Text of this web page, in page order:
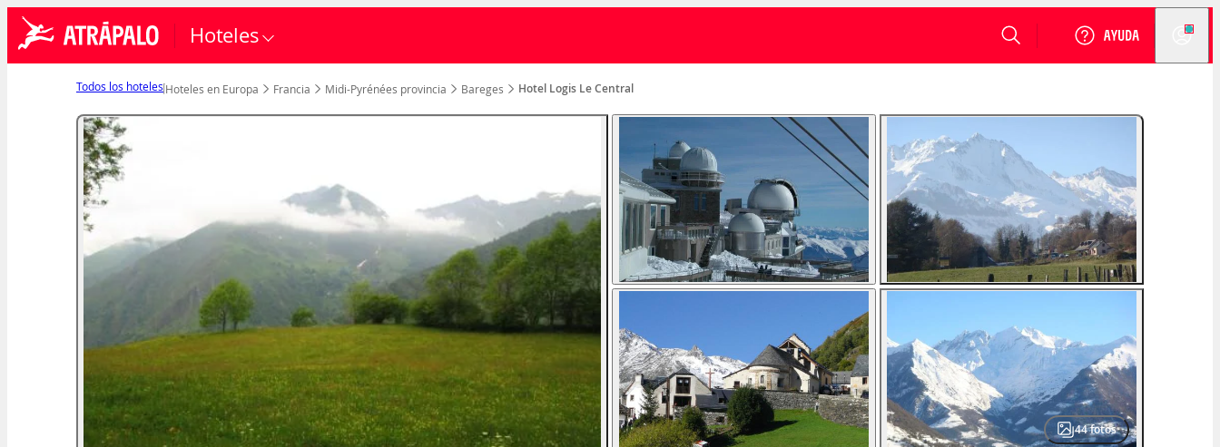
Hoteles
VER DISPONIBILIDAD
Todos los hoteles Hoteles en Europa Francia Midi-Pyrénées provincia Bareges Hotel Logis Le Central
44fotos